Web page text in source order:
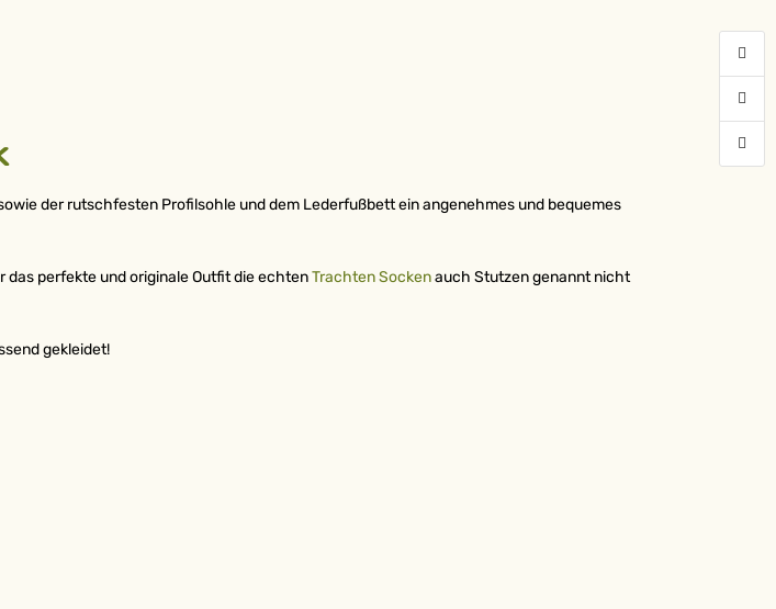
der rutschfesten Profilsohle und dem Lederfußbett ein angenehmes und bequemes
perfekte und originale Outfit die echtenTrachten Sockenauch Stutzen genannt nicht
gekleidet!
bleiben: